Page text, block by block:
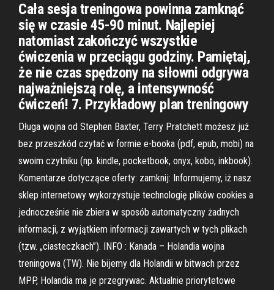
Cała sesja treningowa powinna zamknąć
się w czasie 45-90 minut. Najlepiej
natomiast zakończyć wszystkie
ćwiczenia w przeciągu godziny. Pamiętaj,
że nie czas spędzony na siłowni odgrywa
najważniejszą rolę, a intensywność
ćwiczeń! 7. Przykładowy plan treningowy
Długa wojna od Stephen Baxter, Terry Pratchett możesz już
bez przeszkód czytać w formie e-booka (pdf, epub, mobi) na
swoim czytniku (np. kindle, pocketbook, onyx, kobo, inkbook).
Komentarze dotyczące oferty: zamknij: Informujemy, iż nasz
sklep internetowy wykorzystuje technologię plików cookies a
jednocześnie nie zbiera w sposób automatyczny żadnych
informacji, z wyjątkiem informacji zawartych w tych plikach
(tzw. „ciasteczkach”). INFO : Kanada – Holandia wojna
treningowa (TW). Nie bijemy dla Holandii w bitwach przez
MPP, Holandia ma je przegrywac. Aktualnie priorytetowe